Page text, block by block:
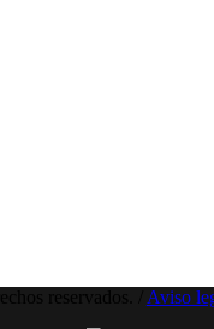
Aviso